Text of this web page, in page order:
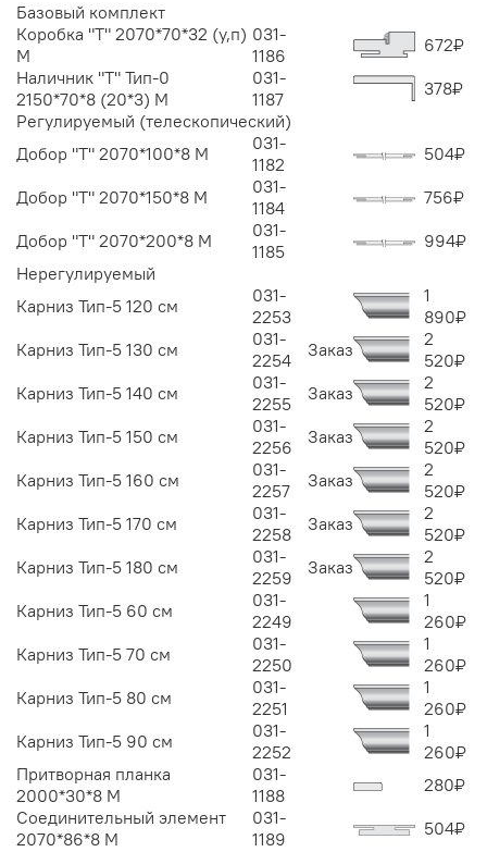
Базовый комплект
Коробка "Т" 2070*70*32 (у,п)
М
031-
1186
672₽
Наличник "Т" Тип-0
2150*70*8 (20*3) М
031-
1187
378₽
Регулируемый (телескопический)
Добор "Т" 2070*100*8 M
031-
1182
504₽
Добор "Т" 2070*150*8 М
031-
1184
756₽
Добор "Т" 2070*200*8 М
031-
1185
994₽
Нерегулируемый
Карниз Тип-5 120 см
031-
2253
1
890₽
Карниз Тип-5 130 см
031-
2254
Заказ
2
520₽
Карниз Тип-5 140 см
031-
2255
Заказ
2
520₽
Карниз Тип-5 150 см
031-
2256
Заказ
2
520₽
Карниз Тип-5 160 см
031-
2257
Заказ
2
520₽
Карниз Тип-5 170 см
031-
2258
Заказ
2
520₽
Карниз Тип-5 180 см
031-
2259
Заказ
2
520₽
Карниз Тип-5 60 см
031-
2249
1
260₽
Карниз Тип-5 70 см
031-
2250
1
260₽
Карниз Тип-5 80 см
031-
2251
1
260₽
Карниз Тип-5 90 см
031-
2252
1
260₽
Притворная планка
2000*30*8 М
031-
1188
280₽
Соединительный элемент
2070*86*8 M
031-
1189
504₽